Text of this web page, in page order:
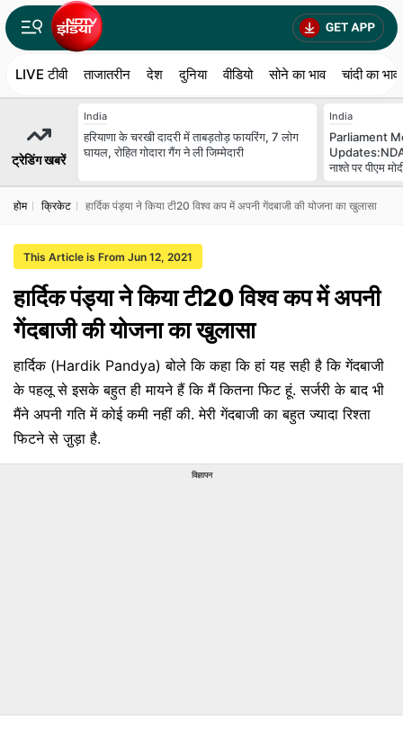
LIVE टीवी ताजातरीन देश दुनिया वीडियो सोने का भाव चांदी का भाव
ट्रेडिंग खबरें
India
हरियाणा के चरखी दादरी में ताबड़तोड़ फायरिंग, 7 लोग
घायल, रोहित गोदारा गैंग ने ली जिम्मेदारी
India
Parliament
नाश्ते पर पीएम
होम क्रिकेट हार्दिक पंड्या ने किया टी20 विश्व कप में अपनी गेंदबाजी की योजना का खुलासा
This Article is From Jun 12, 2021
हार्दिक पंड्या ने किया टी20 विश्व कप में अपनी
गेंदबाजी की योजना का खुलासा
हार्दिक (Hardik Pandya) बोले कि कहा कि हां यह सही है कि गेंदबाजी
के पहलू से इसके बहुत ही मायने हैं कि मैं कितना फिट हूं. सर्जरी के बाद भी
मैंने अपनी गति में कोई कमी नहीं की. मेरी गेंदबाजी का बहुत ज्यादा रिश्ता
फिटने से जु़ड़ा है.
विज्ञापन